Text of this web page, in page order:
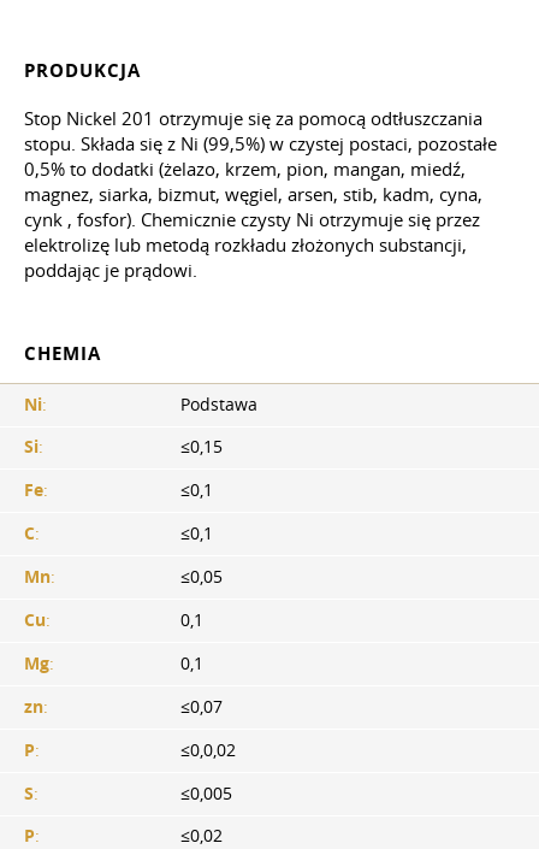
PRODUKCJA
Stop Nickel 201 otrzymuje się za pomocą odtłuszczania
stopu. Składa się z Ni (99,5%) w czystej postaci, pozostałe
0,5% to dodatki (żelazo, krzem, pion, mangan, miedź,
magnez, siarka, bizmut, węgiel, arsen, stib, kadm, cyna,
cynk , fosfor). Chemicznie czysty Ni otrzymuje się przez
elektrolizę lub metodą rozkładu złożonych substancji,
poddając je prądowi.
CHEMIA
Ni:
Podstawa
Si:
≤0,15
Fe:
≤0,1
C:
≤0,1
Mn:
≤0,05
Cu:
0,1
Mg:
0,1
zn:
≤0,07
P:
≤0,0,02
S:
≤0,005
P: ≤0,02